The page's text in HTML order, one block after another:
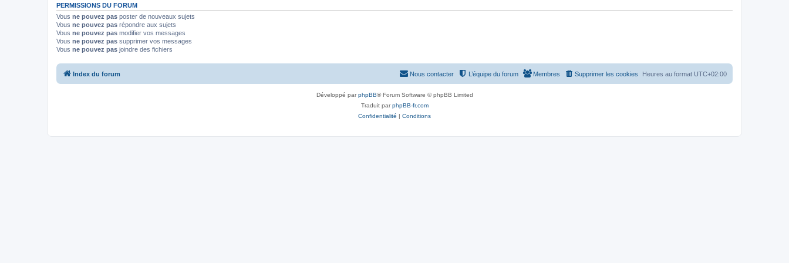
PERMISSIONS DU FORUM
Vous ne pouvez pas poster de nouveaux sujets
Vous ne pouvez pas répondre aux sujets
Vous ne pouvez pas modifier vos messages
Vous ne pouvez pas supprimer vos messages
Vous ne pouvez pas joindre des fichiers
Index du forum Heures au format UTC+02:00
Supprimer les cookies
Membres
L’équipe du forum
Nous contacter
Développé parphpBB® Forum Software © phpBB Limited
Traduit parphpBB-fr.com
Confidentialité | Conditions